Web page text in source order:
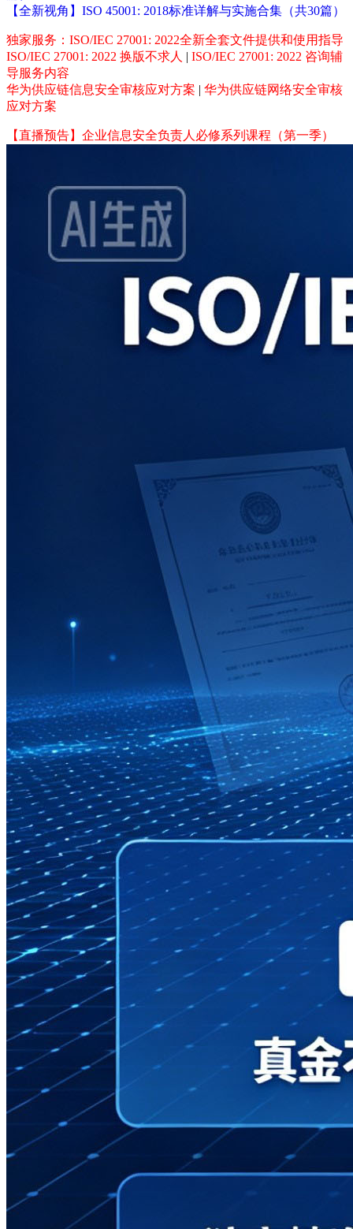
【全新视角】ISO 45001: 2018标准详解与实施合集（共30篇）
独家服务：ISO/IEC 27001: 2022全新全套文件提供和使用指导
ISO/IEC 27001: 2022 换版不求人 | ISO/IEC 27001: 2022 咨询辅
导服务内容
华为供应链信息安全审核应对方案 | 华为供应链网络安全审核
应对方案
【直播预告】企业信息安全负责人必修系列课程（第一季）